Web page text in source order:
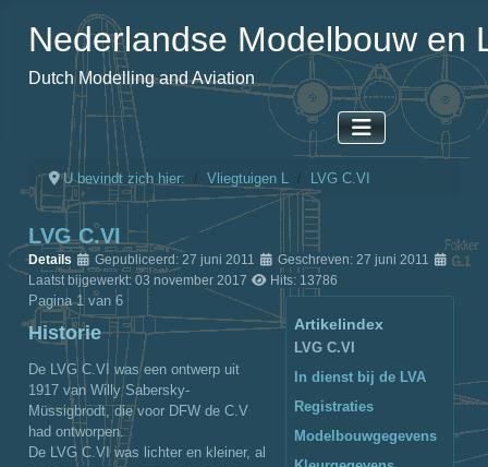
Nederlandse Modelbouw en
Dutch Modelling and Aviation
U bevindt zich hier: Vliegtuigen L LVG C.VI
LVG C.VI
Details Gepubliceerd: 27 juni 2011
Geschreven: 27 juni 2011
Laatst bijgewerkt: 03 november 2017
Hits: 13786
Artikelindex
LVG C.VI
In dienst bij de LVA
Registraties
Modelbouwgegevens
Pagina 1 van 6
Historie
De LVG C.VI was een ontwerp uit
1917 van Willy Sabersky-
Müssigbrodt, die voor DFW de C.V
had ontworpen.
De LVG C.VI was lichter en kleiner, al